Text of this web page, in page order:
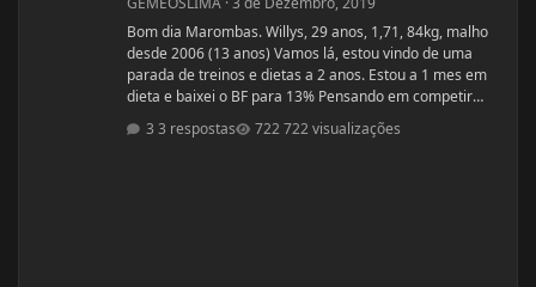
Bom dia Marombas. Willys, 29 anos, 1,71, 84kg, malho
desde 2006 (13 anos) Vamos lá, estou vindo de uma
parada de treinos e dietas a 2 anos. Estou a 1 mes em
dieta e baixei o BF para 13% Pensando em competir
estreantes ano que vem se tudo ocorrer bem até abril.
(Secar e corrigir os pontos fracos) Anexo, os exames
3 respostas 722 visualizações